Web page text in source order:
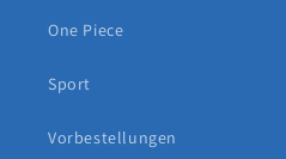
One Piece
Sport
Vorbestellungen